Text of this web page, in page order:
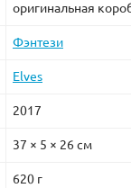
оригинальная
Фэнтези
Elves
2017
37 × 5 × 26 см
620 г